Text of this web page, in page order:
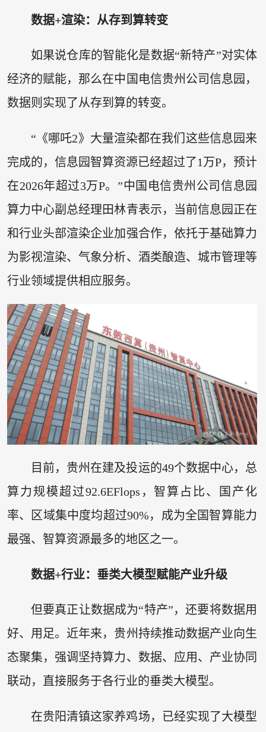
数据+渲染：从存到算转变
如果说仓库的智能化是数据“新特产”对实体
经济的赋能，那么在中国电信贵州公司信息园，
数据则实现了从存到算的转变。
“《哪吒2》大量渲染都在我们这些信息园来
完成的，信息园智算资源已经超过了1万P，预计
在2026年超过3万P。”中国电信贵州公司信息园
算力中心副总经理田林青表示，当前信息园正在
和行业头部渲染企业加强合作，依托于基础算力
为影视渲染、气象分析、酒类酿造、城市管理等
行业领域提供相应服务。
目前，贵州在建及投运的49个数据中心，总
算力规模超过92.6EFlops，智算占比、国产化
率、区域集中度均超过90%，成为全国智算能力
最强、智算资源最多的地区之一。
数据+行业：垂类大模型赋能产业升级
但要真正让数据成为“特产”，还要将数据用
好、用足。近年来，贵州持续推动数据产业向生
态聚集，强调坚持算力、数据、应用、产业协同
联动，直接服务于各行业的垂类大模型。
在贵阳清镇这家养鸡场，已经实现了大模型